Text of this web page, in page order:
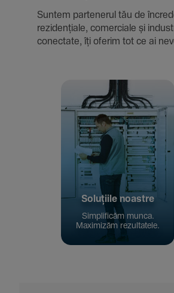
Suntem parte­nerul tău de
rezi­den­țiale, comer­ciale și
conec­tate, îți oferim tot ce ai
Solu­țiile noastre
Simpli­ficăm munca.
Maxi­mizăm rezul­ta­tele.